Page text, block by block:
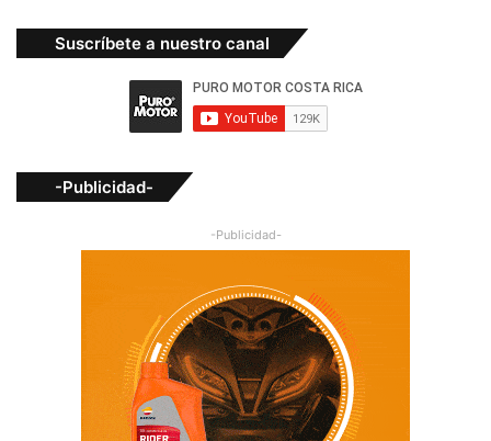
Suscríbete a nuestro canal
-Publicidad-
-Publicidad-